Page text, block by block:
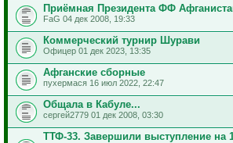
Приёмная Президента ФФ
FaG 04 дек 2008, 19:33
Коммерческий турнир Шурави
Офицер 01 дек 2023, 13:35
Афганские сборные
пухермася 16 июл 2022, 22:47
Общала в Кабуле...
сергей2779 01 дек 2008, 03:30
ТТФ-33. Завершили выступление на